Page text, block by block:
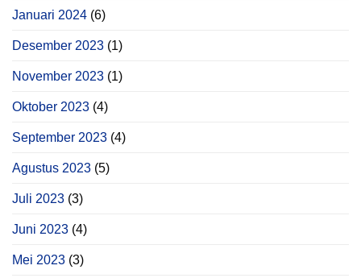
Januari 2024 (6)
Desember 2023 (1)
November 2023 (1)
Oktober 2023 (4)
September 2023 (4)
Agustus 2023 (5)
Juli 2023 (3)
Juni 2023 (4)
Mei 2023 (3)